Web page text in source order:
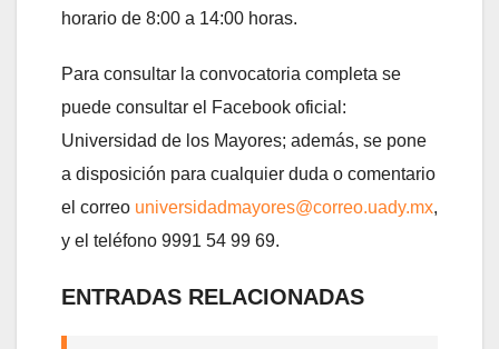
horario de 8:00 a 14:00 horas.
Para consultar la convocatoria completa se
puede consultar el Facebook oficial:
Universidad de los Mayores; además, se pone
a disposición para cualquier duda o comentario
el correo universidadmayores@correo.uady.mx,
y el teléfono 9991 54 99 69.
ENTRADAS RELACIONADAS